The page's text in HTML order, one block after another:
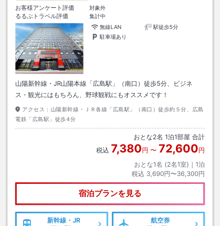
お客様アンケート評価
対象外
るるぶトラベル評価
集計中
無線LAN
駅徒歩5分
駐車場あり
山陽新幹線・JR山陽本線「広島駅」（南口）徒歩5分、ビジネ
ス・観光にはもちろん、野球観戦にもオススメです！
アクセス： 山陽新幹線・ＪＲ各線「広島駅」（南口）徒歩約５分、広島
電鉄「広島駅」徒歩4分
おとな2名 1泊1部屋 合計
税込 7,380円 〜 72,600円
おとな1名 (2名1室)｜ 1泊
税込 3,690円〜36,300円
宿泊プランを見る
新幹線・JR 航空券